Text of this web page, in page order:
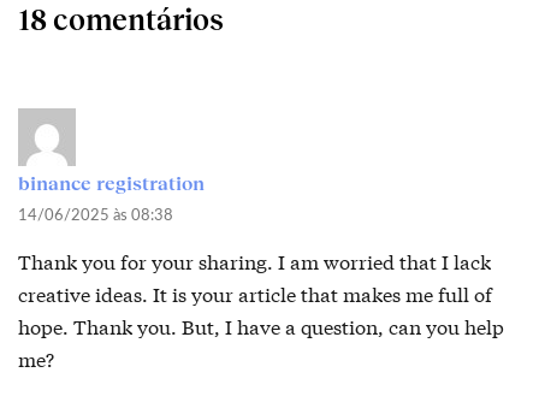
18 comentários
binance registration
14/06/2025 às 08:38
Thank you for your sharing. I am worried that I lack
creative ideas. It is your article that makes me full of
hope. Thank you. But, I have a question, can you help
me?